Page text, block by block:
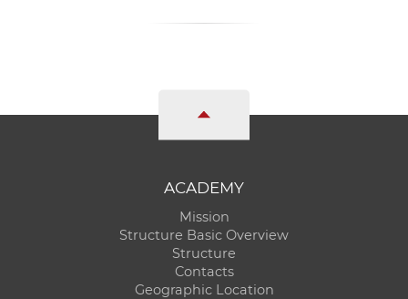
ACADEMY
Mission
Structure Basic Overview
Structure
Contacts
Geographic Location